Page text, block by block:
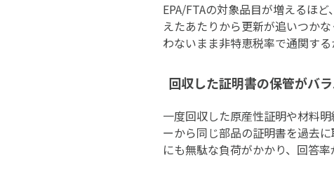
EPA/FTAの対象品目が増えるほ
えたあたりから更新が追いつか
わないまま非特恵税率で通関す
回収した証明書の保管がバ
一度回収した原産性証明や材料
ーから同じ部品の証明書を過去
にも無駄な負荷がかかり、回答